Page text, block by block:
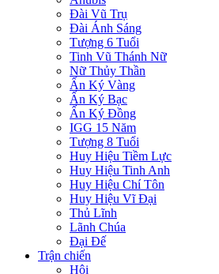
Đài Vũ Trụ
Đài Ánh Sáng
Tượng 6 Tuổi
Tinh Vũ Thánh Nữ
Nữ Thủy Thần
Ấn Ký Vàng
Ấn Ký Bạc
Ấn Ký Đồng
IGG 15 Năm
Tượng 8 Tuổi
Huy Hiệu Tiềm Lực
Huy Hiệu Tinh Anh
Huy Hiệu Chí Tôn
Huy Hiệu Vĩ Đại
Thủ Lĩnh
Lãnh Chúa
Đại Đế
Trận chiến
Hội